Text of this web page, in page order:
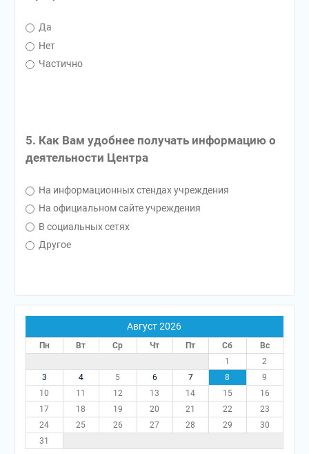
Да
Нет
Частично
5. Как Вам удобнее получать информацию о
деятельности Центра
На информационных стендах учреждения
На официальном сайте учреждения
В социальных сетях
Другое
Август 2026
Пн Вт Ср Чт Пт Сб
Вс
1
2
3
4 5 6 7 8
9
10
11 12 13 14 15
16
17
18 19 20 21 22
23
24
25 26 27 28 29
30
31